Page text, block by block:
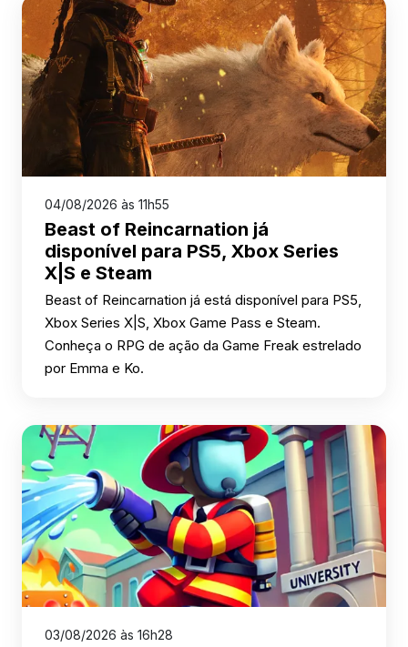
04/08/2026 às 11h55
Beast of Reincarnation já
disponível para PS5, Xbox Series
X|S e Steam
Beast of Reincarnation já está disponível para PS5,
Xbox Series X|S, Xbox Game Pass e Steam.
Conheça o RPG de ação da Game Freak estrelado
por Emma e Ko.
03/08/2026 às 16h28